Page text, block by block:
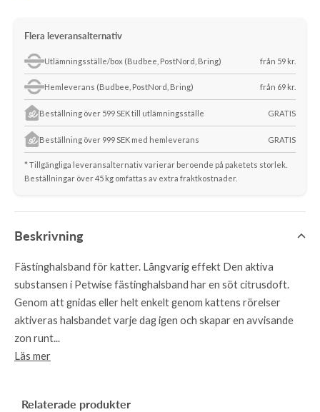
Flera leveransalternativ
Utlämningsställe/box (Budbee, PostNord, Bring) från 59 kr.
Hemleverans (Budbee, PostNord, Bring) från 69 kr.
Beställning över 599 SEK till utlämningsställe GRATIS
Beställning över 999 SEK med hemleverans GRATIS
* Tillgängliga leveransalternativ varierar beroende på paketets storlek.
Beställningar över 45 kg omfattas av extra fraktkostnader.
Beskrivning
Fästinghalsband för katter. Långvarig effekt Den aktiva
substansen i Petwise fästinghalsband har en söt citrusdoft.
Genom att gnidas eller helt enkelt genom kattens rörelser
aktiveras halsbandet varje dag igen och skapar en avvisande
zon runt...
Läs mer
Relaterade produkter